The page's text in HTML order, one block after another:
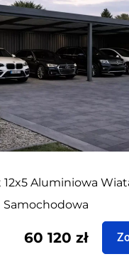
12x5 Aluminiowa
Samochodowa
60 120 zł